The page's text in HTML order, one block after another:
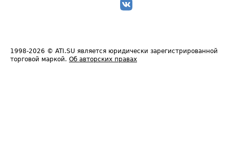
1998-2026 © ATI.SU является юридически зарегистрированной
торговой маркой. Об авторских правах